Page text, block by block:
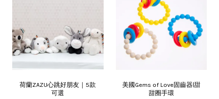
荷蘭ZAZU心跳好朋友｜5款
可選
美國Gems of Love固齒器|甜
甜圈手環